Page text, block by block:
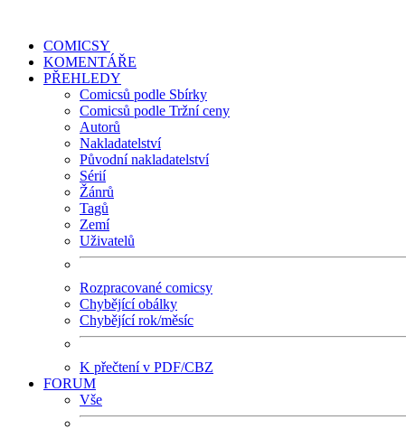
COMICSY
KOMENTÁŘE
PŘEHLEDY
Comicsů podle Sbírky
Comicsů podle Tržní ceny
Autorů
Nakladatelství
Původní nakladatelství
Sérií
Žánrů
Tagů
Zemí
Uživatelů
Rozpracované comicsy
Chybějící obálky
Chybějící rok/měsíc
K přečtení v PDF/CBZ
FORUM
Vše